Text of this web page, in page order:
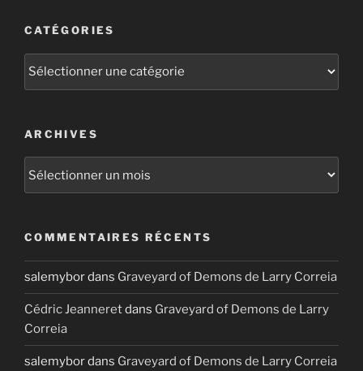
CATÉGORIES
Catégories
ARCHIVES
COMMENTAIRES RÉCENTS
salemybordans Graveyard of Demons de Larry Correia
Cédric Jeanneretdans Graveyard of Demons de Larry
Correia
salemybordans Graveyard of Demons de Larry Correia